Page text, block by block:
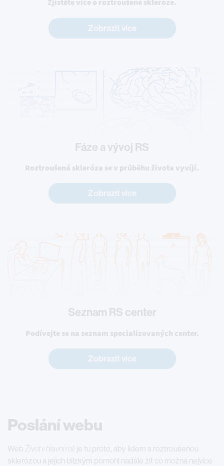
Zjistěte více o roztroušené skleróze.
Zobrazit více
Fáze a vývoj RS
Roztroušená skleróza se v průběhu života vyvíjí.
Zobrazit více
Seznam RS center
Podívejte se na seznam specializovaných center.
Zobrazit více
Poslání webu
Web Život v hlavní roli je tu proto, aby lidem s roztroušenou
sklerózou a jejich blízkým pomohl nadále žít co možná nejvíce